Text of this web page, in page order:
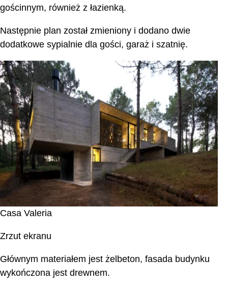
gościnnym, również z łazienką.
Następnie plan został zmieniony i dodano dwie
dodatkowe sypialnie dla gości, garaż i szatnię.
Casa Valeria
Zrzut ekranu
Głównym materiałem jest żelbeton, fasada budynku
wykończona jest drewnem.